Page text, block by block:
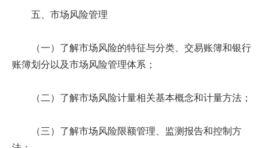
五、市场风险管理
（一）了解市场风险的特征与分类、交易账簿和银行
账簿划分以及市场风险管理体系；
（二）了解市场风险计量相关基本概念和计量方法；
（三）了解市场风险限额管理、监测报告和控制方